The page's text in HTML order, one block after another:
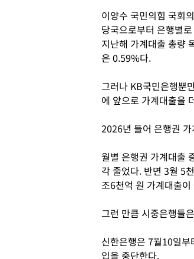
이양수 국민의힘 국회
당국으로부터 은행별
지난해 가계대출 총량
은 0.59%다.
그러나 KB국민은행뿐
에 앞으로 가계대출을
2026년 들어 은행권
월별 은행권 가계대출
각 줄었다. 반면 3월 5
조6천억 원 가계대출이
그런 만큼 시중은행들
신한은행은 7월10일
입을 중단한다.